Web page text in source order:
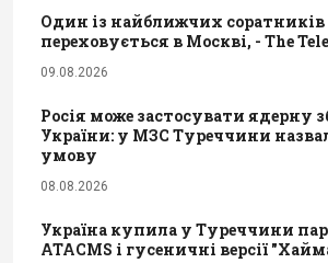
Один із найближчих соратників
переховується в Москві, - The
09.08.2026
Росія може застосувати ядерну
України: у МЗС Туреччини
умову
08.08.2026
Україна купила у Туреччини
ATACMS і гусеничні версії